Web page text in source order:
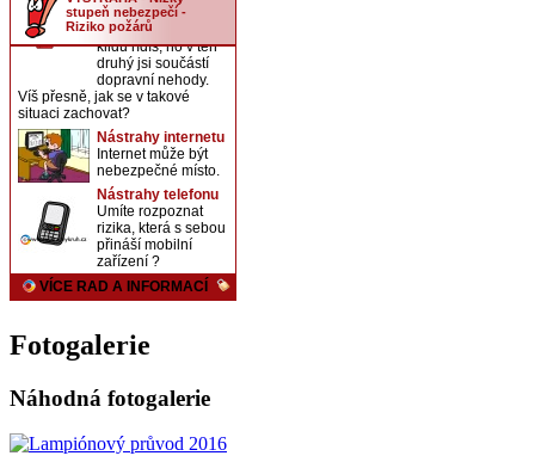
Fotogalerie
Náhodná fotogalerie